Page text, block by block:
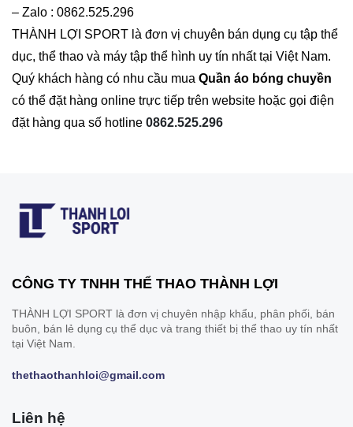
– Zalo : 0862.525.296
THÀNH LỢI SPORT là đơn vị chuyên bán dụng cụ tập thể
dục, thể thao và máy tập thể hình uy tín nhất tại Việt Nam.
Quý khách hàng có nhu cầu mua Quần áo bóng chuyền
có thể đặt hàng online trực tiếp trên website hoặc gọi điện
đặt hàng qua số hotline 0862.525.296
CÔNG TY TNHH THỂ THAO THÀNH LỢI
THÀNH LỢI SPORT là đơn vị chuyên nhập khẩu, phân phối, bán
buôn, bán lẻ dụng cụ thể dục và trang thiết bị thể thao uy tín nhất
tại Việt Nam.
thethaothanhloi@gmail.com
Liên hệ